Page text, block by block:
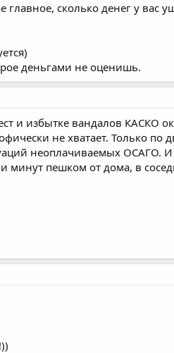
главное, сколько денег у
деньгами не оценишь.
и избытке вандалов КАСКО
не хватает. Только
неоплачиваемых ОСАГО.
минут пешком от дома, в